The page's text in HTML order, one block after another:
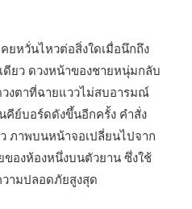
ยหวั่นไหวต่อสิ่งใดเมื่อนึกถึง
ดียว ดวงหน้าของชายหนุ่มกลับ
งตาที่ฉายแววไม่สบอารมณ์
คีย์บอร์ดดังขึ้นอีกครั้ง คำสั่ง
ภาพบนหน้าจอเปลี่ยนไปจาก
องห้องหนึ่งบนตัวยาน ซึ่งใช้
ามปลอดภัยสูงสุด